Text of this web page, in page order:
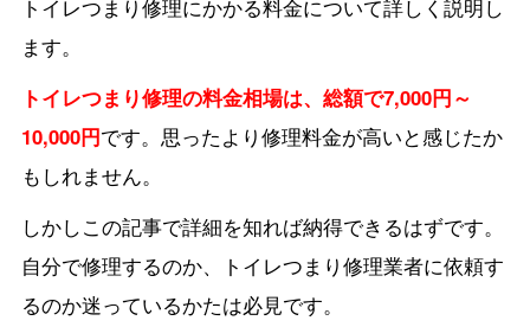
トイレつまり修理にかかる料金について詳しく説明し
ます。
トイレつまり修理の料金相場は、総額で7,000円～
10,000円です。思ったより修理料金が高いと感じたか
もしれません。
しかしこの記事で詳細を知れば納得できるはずです。
自分で修理するのか、トイレつまり修理業者に依頼す
るのか迷っているかたは必見です。